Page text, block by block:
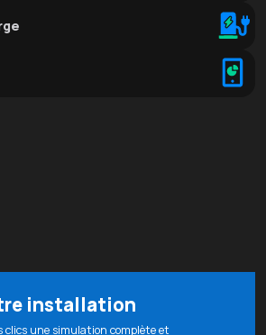
installation
clics une simulation complète et